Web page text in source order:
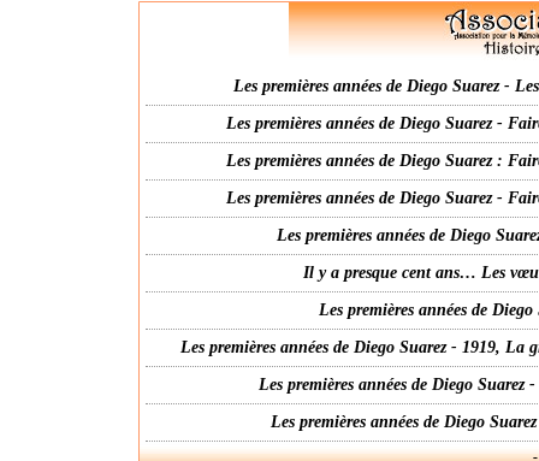
Les premières années de Diego Suarez -
Les premières années de Diego Suarez -
Les premières années de Diego Suarez :
Les premières années de Diego Suarez -
Les premières années de Diego
Il y a presque cent ans… Les
Les premières années de
Les premières années de Diego Suarez - 1919,
Les premières années de Diego
Les premières années de Diego